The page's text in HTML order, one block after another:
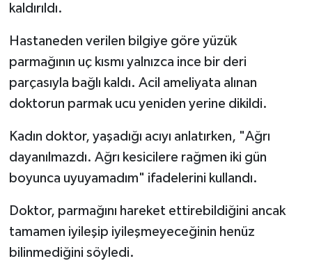
kaldırıldı.
Hastaneden verilen bilgiye göre yüzük
parmağının uç kısmı yalnızca ince bir deri
parçasıyla bağlı kaldı. Acil ameliyata alınan
doktorun parmak ucu yeniden yerine dikildi.
Kadın doktor, yaşadığı acıyı anlatırken, "Ağrı
dayanılmazdı. Ağrı kesicilere rağmen iki gün
boyunca uyuyamadım" ifadelerini kullandı.
Doktor, parmağını hareket ettirebildiğini ancak
tamamen iyileşip iyileşmeyeceğinin henüz
bilinmediğini söyledi.